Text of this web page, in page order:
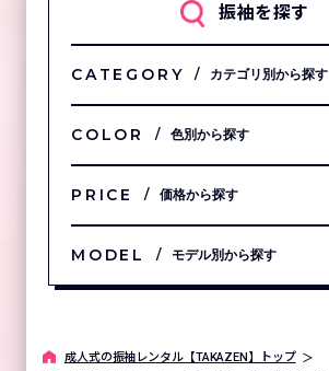
振袖を探す
CATEGORY カテゴリ別から探す
COLOR 色別から探す
PRICE 価格から探す
MODEL モデル別から探す
成⼈式の振袖レンタル【TAKAZEN】トップ